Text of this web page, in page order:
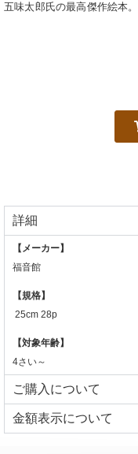
五味太郎氏の最高傑作絵本。
詳細
【メーカー】
福音館
【規格】
25cm 28p
【対象年齢】
4さい～
ご購入について
⾦額表⽰について